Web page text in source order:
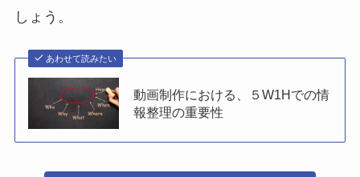
しょう。
あわせて読みたい
動画制作における、５W1Hでの情
報整理の重要性